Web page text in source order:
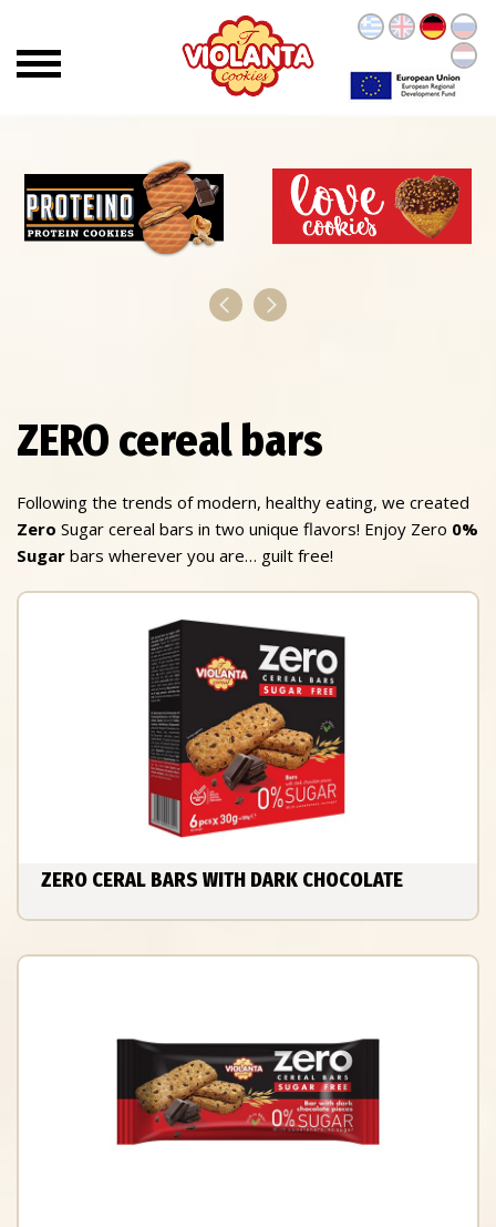
ZERO cereal bars
Following the trends of modern, healthy eating, we created
Zero Sugar cereal bars in two unique flavors! Enjoy Zero 0%
Sugar bars wherever you are… guilt free!
ZERO CERAL BARS WITH DARK CHOCOLATE